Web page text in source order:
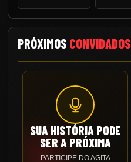
PRÓXIMOS CONVIDADOS
SUA HISTÓRIA PODE
SER A PRÓXIMA
PARTICIPE DO AGITA